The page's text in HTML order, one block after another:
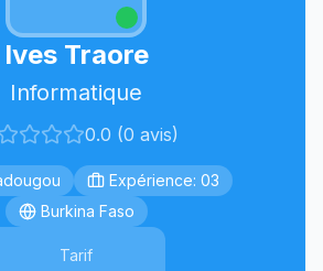
Ives Traore
Informatique
0.0 (0 avis)
Expérience: 03
Burkina Faso
Tarif